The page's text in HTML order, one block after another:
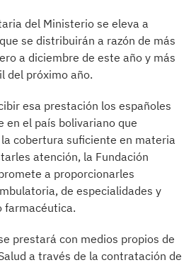
del Ministerio se eleva a
se distribuirán a razón de más
a diciembre de este año y más
del próximo año.
esa prestación los españoles
en el país bolivariano que
cobertura suficiente en materia
atención, la Fundación
a proporcionarles
de especialidades y
farmacéutica.
prestará con medios propios de
a través de la contratación de